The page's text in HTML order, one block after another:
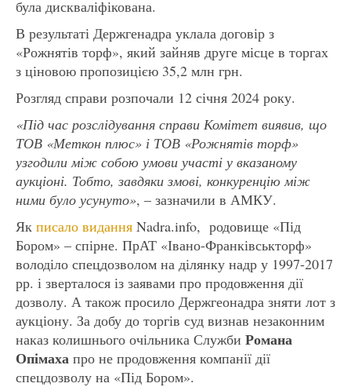
була дискваліфікована.
В результаті Держгенадра уклала договір з
«Рожнятів торф», який зайняв друге місце в торгах
з ціновою пропозицією 35,2 млн грн.
Розгляд справи розпочали 12 січня 2024 року.
«Під час розслідування справи Комітет виявив, що
ТОВ «Меткон плюс» і ТОВ «Рожнятів торф»
узгодили між собою умови участі у вказаному
аукціоні. Тобто, завдяки змові, конкуренцію між
ними було усунуто», – зазначили в АМКУ.
Як писало видання Nadra.info, родовище «Під
Бором» – спірне. ПрАТ «Івано-Франківськторф»
володіло спецдозволом на ділянку надр у 1997-2017
рр. і зверталося із заявами про продовження дії
дозволу. А також просило Держгеонадра зняти лот з
аукціону. За добу до торгів суд визнав незаконним
наказ колишнього очільника Служби Романа
Опімаха про не продовження компанії дії
спецдозволу на «Під Бором».